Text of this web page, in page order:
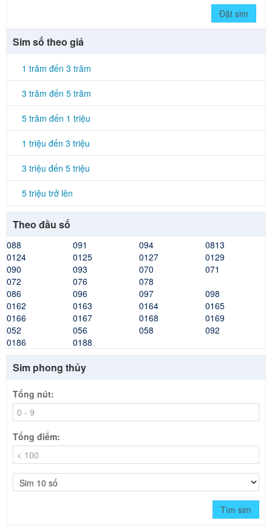
Đặt sim
Sim số theo giá
1 trăm đến 3 trăm
3 trăm đến 5 trăm
5 trăm đến 1 triệu
1 triệu đến 3 triệu
3 triệu đến 5 triệu
5 triệu trở lên
Theo đầu số
088 091 094
0813
0124
0125 0127
0129
090
093 070
071
072
076
078
086
096 097
098
0162
0163 0164
0165
0166
0167 0168
0169
052
056 058
092
0186
0188
Sim phong thủy
Tổng nút:
Tổng điểm:
Tìm sim